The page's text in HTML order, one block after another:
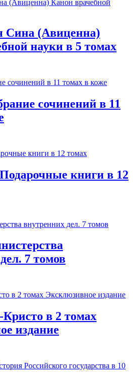
Сина (Авиценна)
науки в 5 томах
сочинений в 11
книги в 12
7 томов
в 2 томах
издание